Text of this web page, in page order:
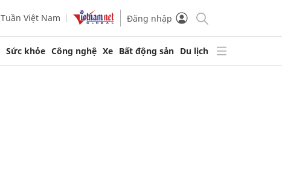
Tuần Việt Nam Đăng nhập
Sức khỏe Công nghệ Xe Bất động sản Du lịch